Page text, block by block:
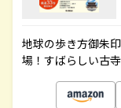
地球の歩き方御朱
場！すばらしい古